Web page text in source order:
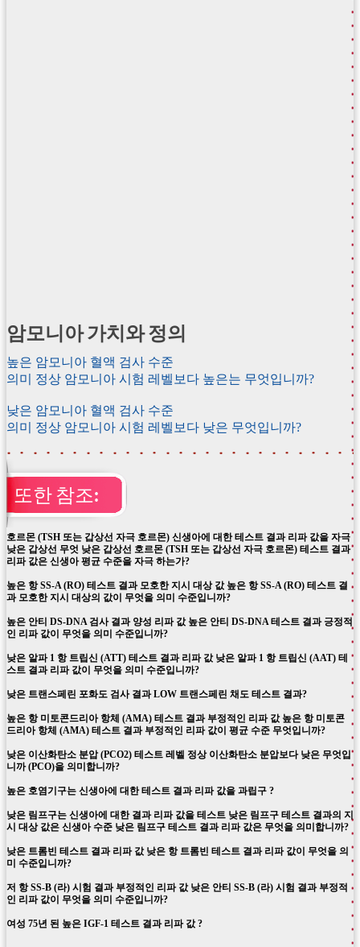
암모니아 가치와 정의
높은 암모니아 혈액 검사 수준
의미 정상 암모니아 시험 레벨보다 높은는 무엇입니까?
낮은 암모니아 혈액 검사 수준
의미 정상 암모니아 시험 레벨보다 낮은 무엇입니까?
또한 참조:
호르몬 (TSH 또는 갑상선 자극 호르몬) 신생아에 대한 테스트 결과 리파 값을 자극
낮은 갑상선 무엇 낮은 갑상선 호르몬 (TSH 또는 갑상선 자극 호르몬) 테스트 결과
리파 값은 신생아 평균 수준을 자극 하는가?
높은 항 SS-A (RO) 테스트 결과 모호한 지시 대상 값 높은 항 SS-A (RO) 테스트 결
과 모호한 지시 대상의 값이 무엇을 의미 수준입니까?
높은 안티 DS-DNA 검사 결과 양성 리파 값 높은 안티 DS-DNA 테스트 결과 긍정적
인 리파 값이 무엇을 의미 수준입니까?
낮은 알파 1 항 트립신 (ATT) 테스트 결과 리파 값 낮은 알파 1 항 트립신 (AAT) 테
스트 결과 리파 값이 무엇을 의미 수준입니까?
낮은 트랜스페린 포화도 검사 결과 LOW 트랜스페린 채도 테스트 결과?
높은 항 미토콘드리아 항체 (AMA) 테스트 결과 부정적인 리파 값 높은 항 미토콘
드리아 항체 (AMA) 테스트 결과 부정적인 리파 값이 평균 수준 무엇입니까?
낮은 이산화탄소 분압 (PCO2) 테스트 레벨 정상 이산화탄소 분압보다 낮은 무엇입
니까 (PCO)을 의미합니까?
높은 호염기구는 신생아에 대한 테스트 결과 리파 값을 과립구 ?
낮은 림프구는 신생아에 대한 결과 리파 값을 테스트 낮은 림프구 테스트 결과의 지
시 대상 값은 신생아 수준 낮은 림프구 테스트 결과 리파 값은 무엇을 의미합니까?
낮은 트롬빈 테스트 결과 리파 값 낮은 항 트롬빈 테스트 결과 리파 값이 무엇을 의
미 수준입니까?
저 항 SS-B (라) 시험 결과 부정적인 리파 값 낮은 안티 SS-B (라) 시험 결과 부정적
인 리파 값이 무엇을 의미 수준입니까?
여성 75년 된 높은 IGF-1 테스트 결과 리파 값 ?